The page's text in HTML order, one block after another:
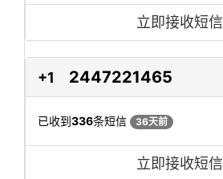
立即接收短信
+1 2447221465
已收到336条短信 36天前
立即接收短信